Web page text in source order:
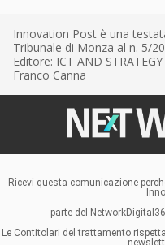
Innovation Post è una
Tribunale di Monza al n. 5/
Editore: ICT AND
Franco Canna
Ricevi questa comunicazione
parte del
Le Contitolari del trattamento